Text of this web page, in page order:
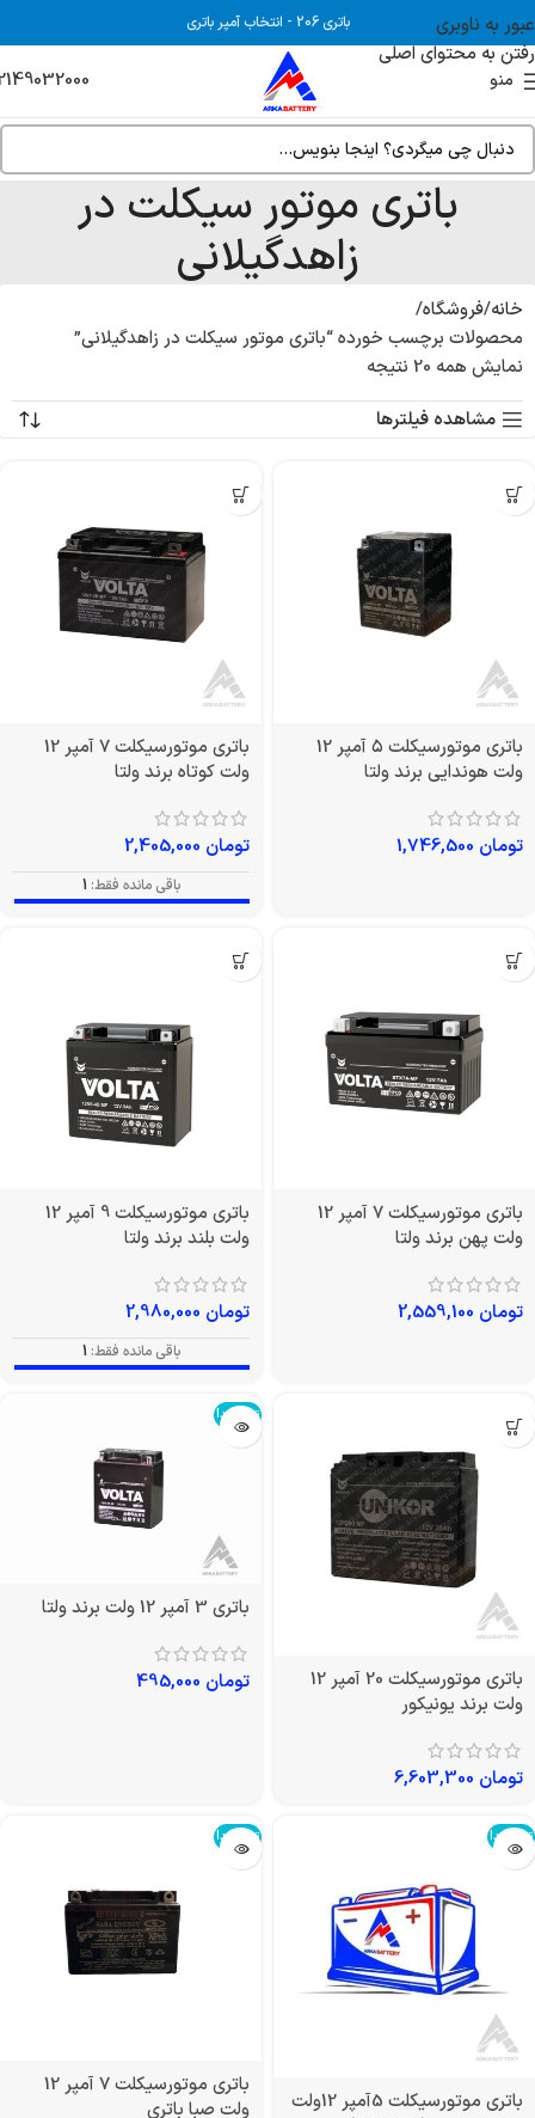
عبور به ناوبری
رفتن به محتوای اصلی
باتری 206 - انتخاب آمپر باتری
منو
باتری موتور سیکلت در
زاهدگیلانی
خانه فروشگاه
محصولات برچسب خورده “باتری موتور سیکلت در زاهدگیلانی”
نمایش همه 20 نتیجه
مشاهده فیلترها
باتری موتورسیکلت ۵ آمپر 12
ولت هوندایی برند ولتا
تومان
باتری موتورسیکلت 7 آمپر 12
ولت کوتاه برند ولتا
تومان
باقی مانده فقط: 1
باتری موتورسیکلت 7 آمپر 12
ولت پهن برند ولتا
تومان
باتری موتورسیکلت 9 آمپر 12
ولت بلند برند ولتا
تومان
باقی مانده فقط: 1
باتری موتورسیکلت 20 آمپر 12
ولت برند یونیکور
تومان
تمام شد!
باتری 3 آمپر 12 ولت برند ولتا
تومان
تمام شد!
باتری موتورسیکلت 5آمپر 12ولت
تمام شد!
باتری موتورسیکلت 7 آمپر 12
ولت صبا باتری